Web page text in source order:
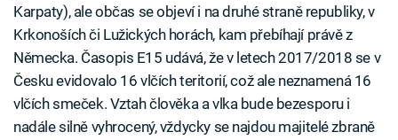
Karpaty), ale občas se objeví i na druhé straně republiky, v
Krkonoších či Lužických horách, kam přebíhají právě z
Německa. Časopis E15 udává, že v letech 2017/2018 se v
Česku evidovalo 16 vlčích teritorií, což ale neznamená 16
vlčích smeček. Vztah člověka a vlka bude bezesporu i
nadále silně vyhrocený, vždycky se najdou majitelé zbraně